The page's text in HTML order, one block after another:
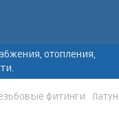
отопления,
фитинги